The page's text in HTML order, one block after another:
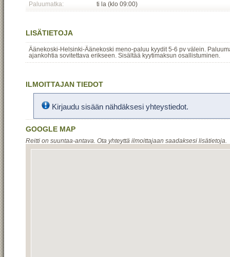
Paluumatka:
ti la (klo 09:00)
LISÄTIETOJA
Äänekoski-Helsinki-Äänekoski meno-paluu kyydit 5-6 pv välein.
ajankohtia sovitettava erikseen. Sisältää kyytimaksun osallistuminen.
ILMOITTAJAN TIEDOT
Kirjaudu sisään nähdäksesi yhteystiedot.
GOOGLE MAP
Reitti on suuntaa-antava. Ota yhteyttä ilmoittajaan saadaksesi lisätietoja.